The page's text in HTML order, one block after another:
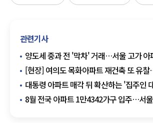
관련기사
양도세 중과 전 '막차' 거래…서울 고가 아
[현장] 여의도 목화아파트 재건축 또 유
무혈입성 청신호
대통령 아파트 매각 뒤 확산하는 '집주인
8월 전국 아파트 1만4342가구 입주…서